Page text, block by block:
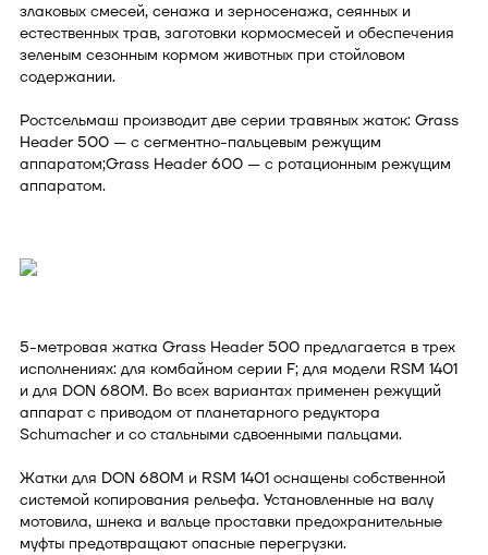
злаковых смесей, сенажа и зерносенажа, сеянных и
естественных трав, заготовки кормосмесей и обеспечения
зеленым сезонным кормом животных при стойловом
содержании.
Ростсельмаш производит две серии травяных жаток: Grass
Header 500 — с сегментно-пальцевым режущим
аппаратом;Grass Header 600 — с ротационным режущим
аппаратом.
5-метровая жатка Grass Header 500 предлагается в трех
исполнениях: для комбайном серии F; для модели RSM 1401
и для DON 680М. Во всех вариантах применен режущий
аппарат с приводом от планетарного редуктора
Schumacher и со стальными сдвоенными пальцами.
Жатки для DON 680M и RSM 1401 оснащены собственной
системой копирования рельефа. Установленные на валу
мотовила, шнека и вальце проставки предохранительные
муфты предотвращают опасные перегрузки.